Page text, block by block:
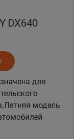
DX640
для
модель